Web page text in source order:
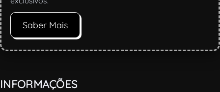
Saber Mais
INFORMAÇÕES